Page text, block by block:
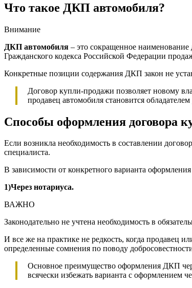
Что такое ДКП автомобиля?
Внимание
ДКП автомобиля – это сокращенное
Гражданского кодекса Российской Федерации
Конкретные позиции содержания ДКП закон не
Договор купли-продажи позволяет новому
продавец автомобиля становится
Способы оформления договора
Если возникла необходимость в составлении
специалиста.
В зависимости от конкретного варианта
1)Через нотариуса.
ВАЖНО
Законодательно не учтена необходимость в
И все же на практике не редкость, когда продавец
определенные сомнения по поводу
Основное преимущество оформления ДКП
всячески избежать варианта с оформлением